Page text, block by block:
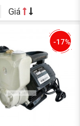
Giá
-17%